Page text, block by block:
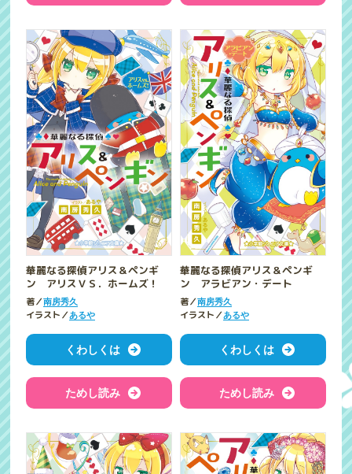
華麗なる探偵アリス＆ペンギ
ン アリスＶＳ．ホームズ！
著／南房秀久
イラスト／あるや
くわしくは
ためし読み
華麗なる探偵アリス＆ペンギ
ン アラビアン・デート
著／南房秀久
イラスト／あるや
くわしくは
ためし読み